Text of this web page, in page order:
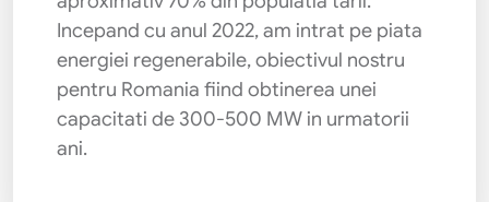
Incepand cu anul 2022, am intrat pe piata
energiei regenerabile, obiectivul nostru
pentru Romania fiind obtinerea unei
capacitati de 300-500 MW in urmatorii
ani.